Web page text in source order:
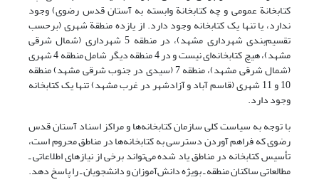
کتابخانة عمومی و چه کتابخانة وابسته به آستان قدس رضوی) وجود
ندارد، یا تنها یک کتابخانه وجود دارد. از یازده منطقة شهری (برحسب
تقسیم‌بندی شهرداری مشهد)، در منطقه 5 شهرداری (شمال شرقی
مشهد)، هیچ کتابخانه‌ای نیست و در 4 منطقه دیگر شامل منطقه 4 شهری
(شمال شرقی مشهد)، منطقه 7 (سیدی در جنوب شرقی مشهد) منطقه
10 و 11 شهری (قاسم آباد و آزادشهر در غرب مشهد) تنها یک کتابخانه
وجود دارد.
با توجه به سیاست کلی سازمان کتابخانه‌ها و مراکز اسناد آستان قدس
رضوی که فراهم آوردن دسترسی به کتابخانه‌ها در مناطق محروم است،
تأسیس کتابخانه در مناطق یاد شده می‌تواند برخی از نیازهای اطلاعاتی ـ
مطالعاتی ساکنان منطقه ـ بویژه دانش‌آموزان و دانشجویان ـ را پاسخ دهد.